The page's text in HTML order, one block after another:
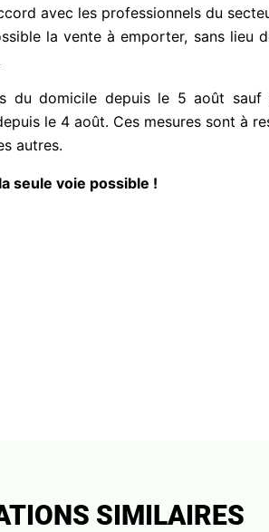
avec les professionnels du
la vente à emporter, sans lieu
du domicile depuis le 5 août
le 4 août. Ces mesures sont à
autres.
seule voie possible !
SIMILAIRES